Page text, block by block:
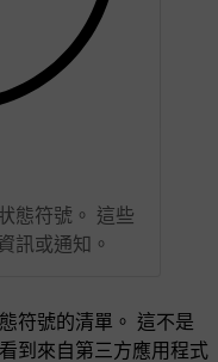
態符號。 這些
訊或通知。
符號的清單。 這不是
到來自第三方應用程式